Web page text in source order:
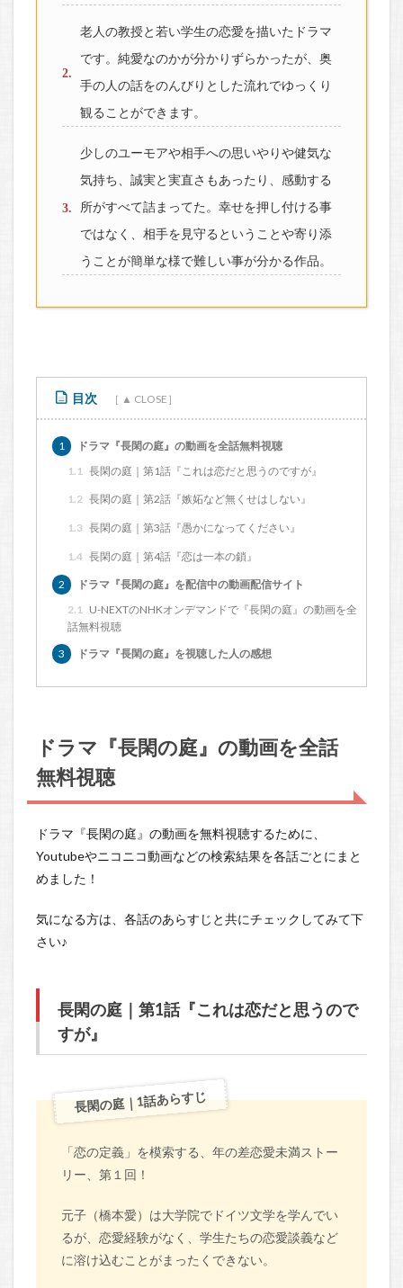
老人の教授と若い学生の恋愛を描いたドラマ
です。純愛なのかが分かりずらかったが、奥
手の人の話をのんびりとした流れでゆっくり
観ることができます。
少しのユーモアや相手への思いやりや健気な
気持ち、誠実と実直さもあったり、感動する
所がすべて詰まってた。幸せを押し付ける事
ではなく、相手を見守るということや寄り添
うことが簡単な様で難しい事が分かる作品。
目次
1
ドラマ『長閑の庭』の動画を全話無料視聴
1.1 長閑の庭｜第1話『これは恋だと思うのですが』
1.2 長閑の庭｜第2話『嫉妬など無くせはしない』
1.3 長閑の庭｜第3話『愚かになってください』
1.4 長閑の庭｜第4話『恋は一本の鎖』
2
ドラマ『長閑の庭』を配信中の動画配信サイト
2.1
U-NEXTのNHKオンデマンドで『長閑の庭』の動画を全
話無料視聴
3
ドラマ『長閑の庭』を視聴した人の感想
ドラマ『長閑の庭』の動画を全話
無料視聴
ドラマ『長閑の庭』の動画を無料視聴するために、
Youtubeやニコニコ動画などの検索結果を各話ごとにまと
めました！
気になる方は、各話のあらすじと共にチェックしてみて下
さい♪
長閑の庭｜第1話『これは恋だと思うので
すが』
長閑の庭｜1話あらすじ
「恋の定義」を模索する、年の差恋愛未満ストー
リー、第１回！
元子（橋本愛）は大学院でドイツ文学を学んでい
るが、恋愛経験がなく、学生たちの恋愛談義など
に溶け込むことがまったくできない。